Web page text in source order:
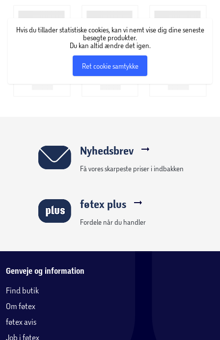
Hvis du tillader statistiske cookies, kan vi nemt vise dig dine seneste
besøgte produkter.
Du kan altid ændre det igen.
Ret cookie samtykke
Nyhedsbrev
Få vores skarpeste priser i indbakken
føtex plus
Fordele når du handler
Genveje og information
Find butik
Om føtex
føtex avis
Job i føtex